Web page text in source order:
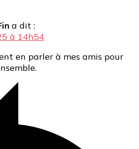
a dit :
à 14h54
en parler à mes amis pour